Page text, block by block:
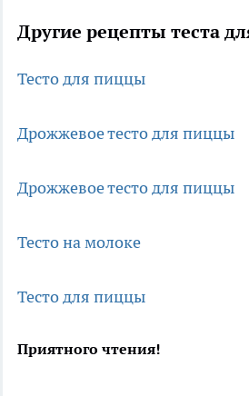
Другие рецепты теста
Тесто для пиццы
Дрожжевое тесто для пиццы
Дрожжевое тесто для пиццы
Тесто на молоке
Тесто для пиццы
Приятного чтения!